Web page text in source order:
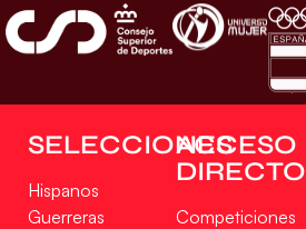
SELECCIONES
Hispanos
Guerreras
ACCESO
DIRECTO
Competiciones